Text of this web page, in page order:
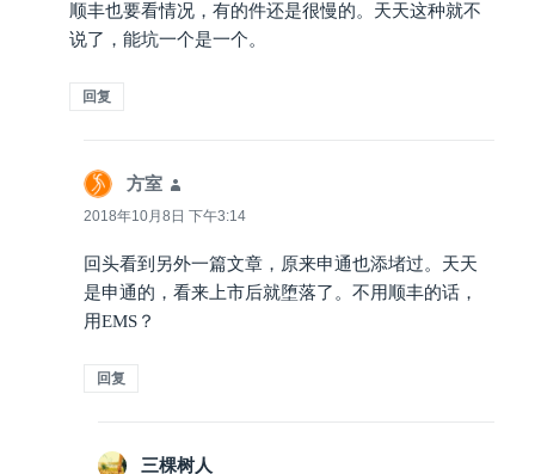
顺丰也要看情况，有的件还是很慢的。天天这种就不
说了，能坑一个是一个。
回复
方室
道：
2018年10月8日 下午3:14
回头看到另外一篇文章，原来申通也添堵过。天天
是申通的，看来上市后就堕落了。不用顺丰的话，
用EMS？
回复
三棵树人